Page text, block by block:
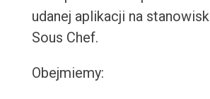
udanej aplikacji na
Sous Chef.
Obejmiemy: